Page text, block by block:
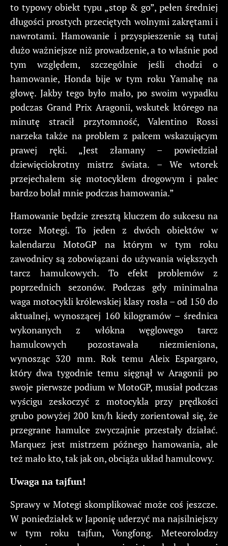
to typowy obiekt typu „stop & go”, pełen średniej
długości prostych przeciętych wolnymi zakrętami i
nawrotami. Hamowanie i przyspieszenie są tutaj
dużo ważniejsze niż prowadzenie, a to właśnie pod
tym względem, szczególnie jeśli chodzi o
hamowanie, Honda bije w tym roku Yamahę na
głowę. Jakby tego było mało, po swoim wypadku
podczas Grand Prix Aragonii, wskutek którego na
minutę stracił przytomność, Valentino Rossi
narzeka także na problem z palcem wskazującym
prawej ręki. „Jest złamany – powiedział
dziewięciokrotny mistrz świata. – We wtorek
przejechałem się motocyklem drogowym i palec
bardzo bolał mnie podczas hamowania.”
Hamowanie będzie zresztą kluczem do sukcesu na
torze Motegi. To jeden z dwóch obiektów w
kalendarzu MotoGP na którym w tym roku
zawodnicy są zobowiązani do używania większych
tarcz hamulcowych. To efekt problemów z
poprzednich sezonów. Podczas gdy minimalna
waga motocykli królewskiej klasy rosła – od 150 do
aktualnej, wynoszącej 160 kilogramów – średnica
wykonanych z włókna węglowego tarcz
hamulcowych pozostawała niezmieniona,
wynosząc 320 mm. Rok temu Aleix Espargaro,
który dwa tygodnie temu sięgnął w Aragonii po
swoje pierwsze podium w MotoGP, musiał podczas
wyścigu zeskoczyć z motocykla przy prędkości
grubo powyżej 200 km/h kiedy zorientował się, że
przegrane hamulce zwyczajnie przestały działać.
Marquez jest mistrzem późnego hamowania, ale
też mało kto, tak jak on, obciąża układ hamulcowy.
Uwaga na tajfun!
Sprawy w Motegi skomplikować może coś jeszcze.
W poniedziałek w Japonię uderzyć ma najsilniejszy
w tym roku tajfun, Vongfong. Meteorolodzy